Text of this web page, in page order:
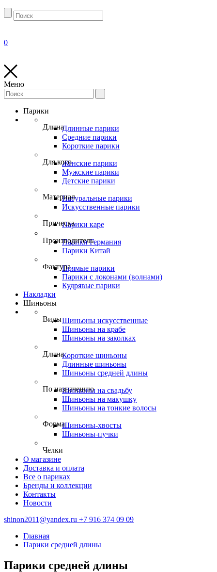
0
Меню
Парики
ДлинаДлинные парики
Средние парики
Короткие парики
Для когоЖенские парики
Мужские парики
Детские парики
МатериалНатуральные парики
Искусственные парики
ПрическаПарики каре
Производитель
Парики Германия
Парики Китай
ФактураПрямые парики
Парики с локонами (волнами)
Кудрявые парики
Накладки
Шиньоны
ВидыШиньоны искусственные
Шиньоны на крабе
Шиньоны на заколках
ДлинаКороткие шиньоны
Длинные шиньоны
Шиньоны средней длины
По назначению
Шиньоны на свадьбу
Шиньоны на макушку
Шиньоны на тонкие волосы
ФормаШиньоны-хвосты
Шиньоны-пучки
Челки
О магазине
Доставка и оплата
Все о париках
Бренды и коллекции
Контакты
Новости
shinon2011@yandex.ru +7 916 374 09 09
Главная
Парики средней длины
Парики средней длины